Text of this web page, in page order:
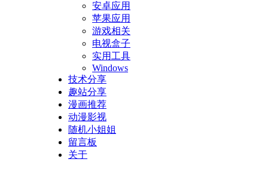
安卓应用
苹果应用
游戏相关
电视盒子
实用工具
Windows
技术分享
趣站分享
漫画推荐
动漫影视
随机小姐姐
留言板
关于